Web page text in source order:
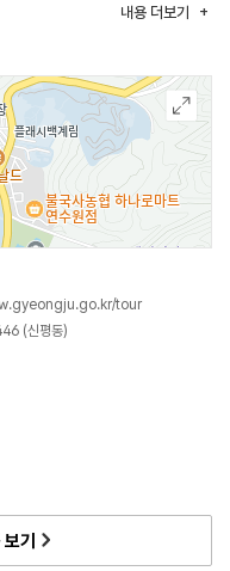
모의 최고급 호텔, 가족단위의
합관광 휴양지이다.
역에만 많은 것이 아니라 도시
월 개화기 때에는 발길 닿는
곳 보문호 주위와 불국사 공원
이면 꽃송이가 눈발처럼 날려
내용 더보기
tour
(신평동)
기